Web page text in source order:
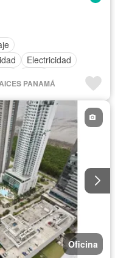
Electricidad
PANAMÁ
Oficina